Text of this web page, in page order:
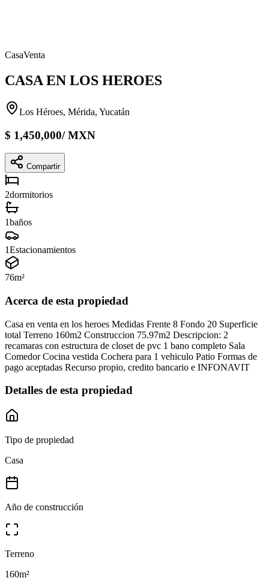
CasaVenta
CASA EN LOS HEROES
Los Héroes, Mérida, Yucatán
$ 1,450,000/MXN
Compartir
2dormitorios
1baños
1Estacionamientos
76m²
Acerca de esta propiedad
Casa en venta en los heroes Medidas Frente 8 Fondo 20 Superficie
total Terreno 160m2 Construccion 75.97m2 Descripcion: 2
recamaras con estructura de closet de pvc 1 bano completo Sala
Comedor Cocina vestida Cochera para 1 vehiculo Patio Formas de
pago aceptadas Recurso propio, credito bancario e INFONAVIT
Detalles de esta propiedad
Tipo de propiedad
Casa
Año de construcción
Terreno
160m²